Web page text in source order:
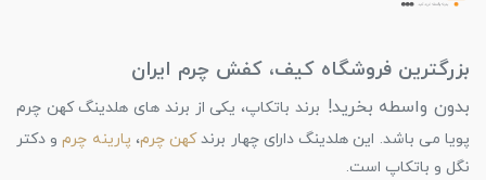
بزرگترین فروشگاه کیف، کفش چرم ایران
بدون واسطه بخرید! برند باتکاپ، یکی از برند های هلدینگ کهن چرم
پویا می باشد. این هلدینگ دارای چهار برندکهن چرم، پارینه چرمو دکتر
نگل و باتکاپ است.